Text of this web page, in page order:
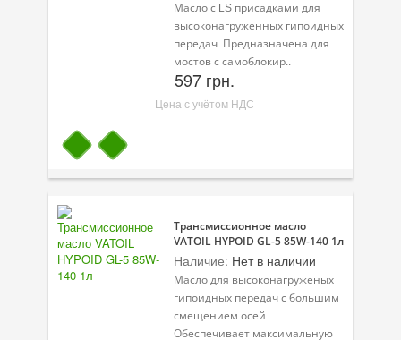
Масло с LS присадками для
высоконагруженных гипоидных
передач. Предназначена для
мостов с самоблокир..
597 грн.
Цена с учётом НДС
Трансмиссионное масло
VATOIL HYPOID GL-5 85W-140 1л
Наличие: Нет в наличии
Масло для высоконагруженых
гипоидных передач с большим
смещением осей.
Обеспечивает максимальную